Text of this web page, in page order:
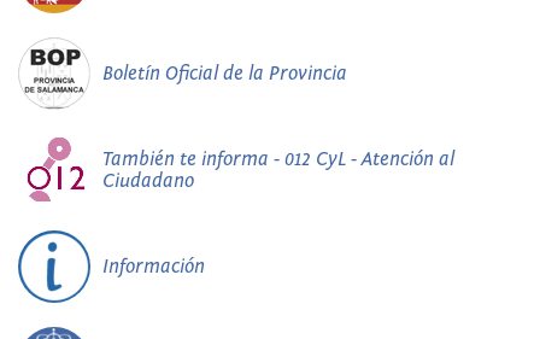
Boletín Oficial de la Provincia
También te informa - 012 CyL - Atención al
Ciudadano
Información